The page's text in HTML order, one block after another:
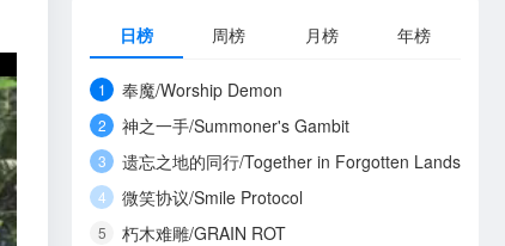
日榜 周榜 月榜 年榜
1 奉魔/Worship Demon
2 神之一手/Summoner's Gambit
3 遗忘之地的同行/Together in Forgotten Lands
4 微笑协议/Smile Protocol
5 朽木难雕/GRAIN ROT